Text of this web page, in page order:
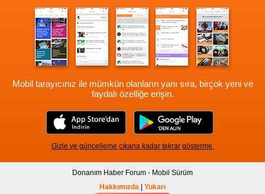
Mobil tarayıcınız ile mümkün olanların yanı sıra, birçok yeni ve
faydalı özelliğe erişin.
Gizle ve güncelleme çıkana kadar tekrar gösterme.
Donanım Haber Forum - Mobil Sürüm
Hakkımızda | Yukarı